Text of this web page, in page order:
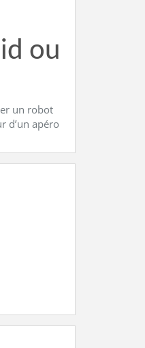
ou
un robot
d’un apéro